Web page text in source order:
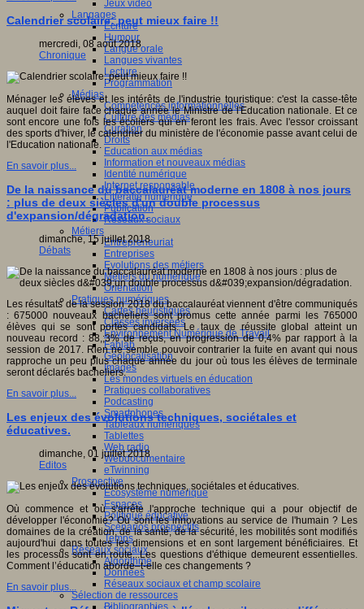
Jeux vidéo
Langages
Ecriture
Humour
Langue orale
Langues vivantes
Lecture
Programmation
Médias
Compétences informationnelles
Culture des médias
Curation
Droits
Education aux médias
Information et nouveaux médias
Identité numérique
Internet responsable
Littératie numérique
Publication
Réseaux sociaux
Métiers
Entrepreneuriat
Entreprises
Evolutions des métiers
Métiers du numérique
Orientation
Pratiques numériques
Cartes heuristiques
Classes inversées
Environnement Numérique de Travail
Fablab
Géolocalisation
Images
Les mondes virtuels en éducation
Pratiques collaboratives
Podcasting
Smartphones
Tableaux numériques
Tablettes
Web radio
Webdocumentaire
eTwinning
Prospective
Ecosystème numérique
Espaces
Politique éducative
Scénarios prospectifs
Temps
Réseaux sociaux
Algorithme
Données
Réseaux sociaux et champ scolaire
Sélection de ressources
Bibliographies
Calendrier scolaire: peut mieux faire !!
mercredi, 08 août 2018
Chronique
Ménager les élèves et les intérêts de l'industrie touristique: c'est la casse-tête
auquel doit faire face chaque année le Ministre de l'Education nationale. Et ce
sont encore une fois les écoliers qui en feront les frais. Avec l'essor croissant
des sports d'hiver, le calendrier du ministère de l'économie passe avant celui de
l'Education nationale.
En savoir plus...
De la naissance du baccalauréat moderne en 1808 à nos jours
: plus de deux siècles d'un double processus
d'expansion/dégradation.
dimanche, 15 juillet 2018
Débats
Les résultats de la session 2018 du baccalauréat viennent d'être communiqués
: 675000 nouveaux bacheliers sont promus cette année parmi les 765000
élèves qui se sont portés candidats. Le taux de réussite global atteint un
nouveau record : 88,;3% de reçus, en progression de 0,4% par rapport à la
session de 2017. Rien ne semble pouvoir contrarier la fuite en avant qui nous
rapproche un peu plus chaque année du jour où tous les élèves de terminale
seront déclarés bacheliers.
En savoir plus...
Les enjeux des évolutions techniques, sociétales et
éducatives.
dimanche, 01 juillet 2018
Editos
Où commence et où s'arrête l'approche technique qui a pour objectif de
développer l'économie? Où sont les innovations au service de l'humain ? Les
domaines de la création, de la santé, de la sécurité, les mobilités sont modifiés
aujourd'hui dans toutes les dimensions et en sont largement bénéficiaires. Et
les processus sont en route...Les questions d'éthique demeurent essentielles.
Comment l’éducation aborde–t-elle ces changements ?
En savoir plus...